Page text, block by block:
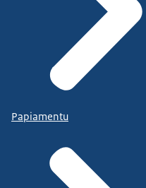
Papiamentu